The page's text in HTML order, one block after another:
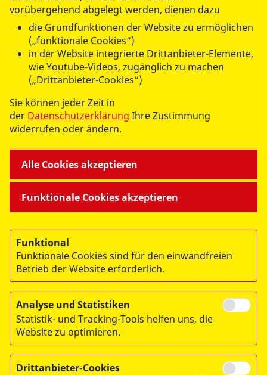
WIR FÜR SIE
- UNSERE DIENSTLEISTUNGEN -
- UNSERE ANGEBOTE -
- DER ASB LEIPZIG -
Impressum
vorübergehend abgelegt werden, dienen dazu
die Grundfunktionen der Website zu ermöglichen
(„funktionale Cookies“)
in der Website integrierte Drittanbieter-Elemente,
wie Youtube-Videos, zugänglich zu machen
(„Drittanbieter-Cookies“)
Sie können jeder Zeit in
der Datenschutzerklärung Ihre Zustimmung
widerrufen oder ändern.
Funktionale Cookies akzeptieren
Alle Cookies akzeptieren
Funktional
Funktionale Cookies sind für den einwandfreien
Betrieb der Website erforderlich.
Analyse und Statistiken
Statistik- und Tracking-Tools helfen uns, die
Website zu optimieren.
Drittanbieter-Cookies